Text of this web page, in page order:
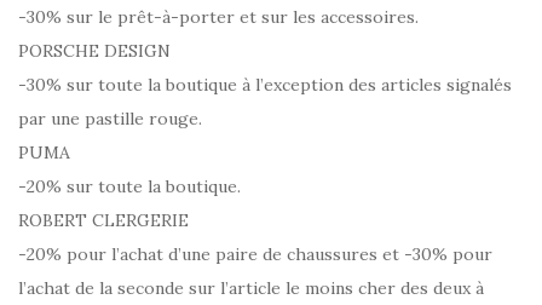
-30% sur le prêt-à-porter et sur les accessoires.
PORSCHE DESIGN
-30% sur toute la boutique à l’exception des articles signalés
par une pastille rouge.
PUMA
-20% sur toute la boutique.
ROBERT CLERGERIE
-20% pour l’achat d’une paire de chaussures et -30% pour
l’achat de la seconde sur l’article le moins cher des deux à